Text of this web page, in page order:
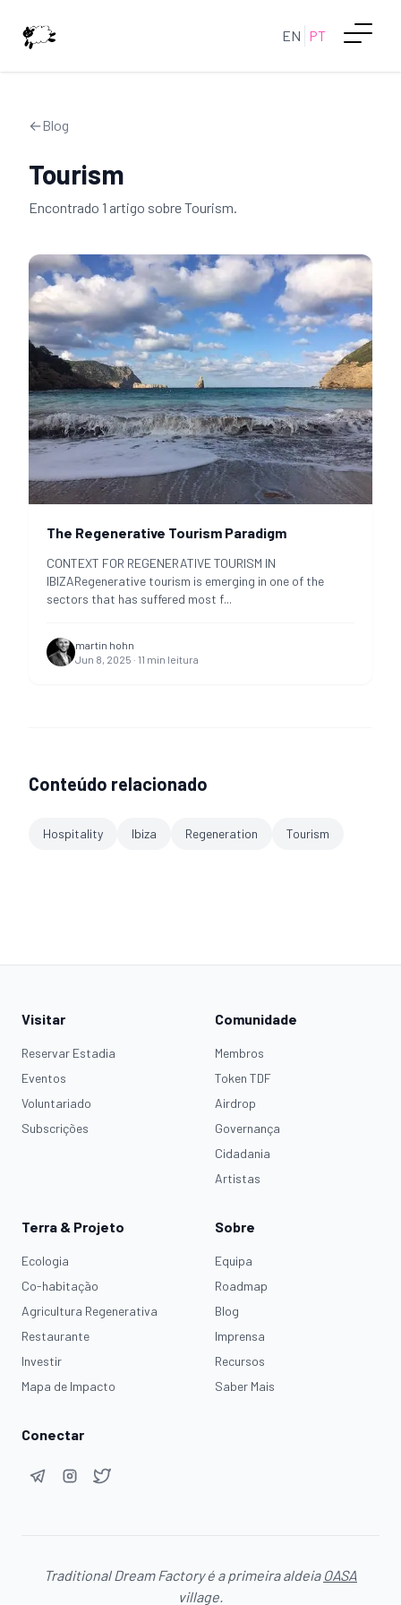
EN PT
←Blog
Tourism
Encontrado 1 artigo sobreTourism.
The Regenerative Tourism Paradigm
CONTEXT FOR REGENERATIVE TOURISM IN
IBIZARegenerative tourism is emerging in one of the
sectors that has suffered most f...
martin hohn
Jun 8, 2025 · 11 min leitura
Conteúdo relacionado
Hospitality Ibiza Regeneration Tourism
Visitar
Reservar Estadia
Eventos
Voluntariado
Subscrições
Comunidade
Membros
Token TDF
Airdrop
Governança
Cidadania
Artistas
Terra & Projeto
Ecologia
Co-habitação
Agricultura Regenerativa
Restaurante
Investir
Mapa de Impacto
Sobre
Equipa
Roadmap
Blog
Imprensa
Recursos
Saber Mais
Conectar
Traditional Dream Factory é a primeira aldeia OASA
village.